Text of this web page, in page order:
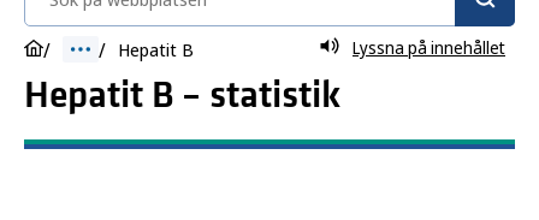
Hepatit B Lyssna på innehållet
Hepatit B – statistik